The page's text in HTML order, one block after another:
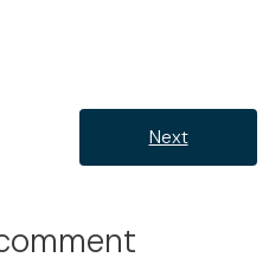
Next